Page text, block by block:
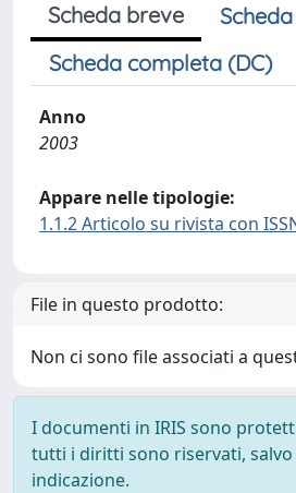
Scheda breve
Scheda completa (DC)
Anno
2003
Appare nelle tipologie:
1.1.2 Articolo su rivista con
File in questo prodotto:
Non ci sono file associati a
I documenti in IRIS sono
tutti i diritti sono riservati, salvo
indicazione.